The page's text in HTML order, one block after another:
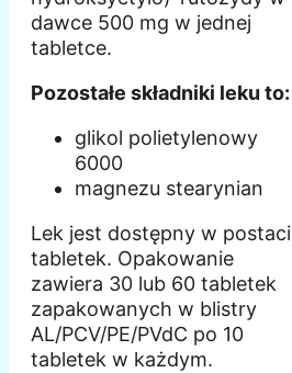
dawce 500 mg w jednej
tabletce.
Pozostałe składniki leku to:
glikol polietylenowy
6000
magnezu stearynian
Lek jest dostępny w postaci
tabletek. Opakowanie
zawiera 30 lub 60 tabletek
zapakowanych w blistry
AL/PCV/PE/PVdC po 10
tabletek w każdym.